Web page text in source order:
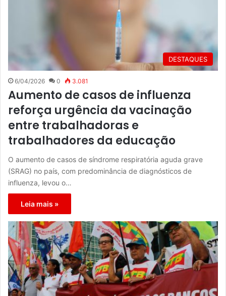
DESTAQUES
6/04/2026 0 3.081
Aumento de casos de influenza
reforça urgência da vacinação
entre trabalhadoras e
trabalhadores da educação
O aumento de casos de síndrome respiratória aguda grave
(SRAG) no país, com predominância de diagnósticos de
influenza, levou o…
Leia mais »